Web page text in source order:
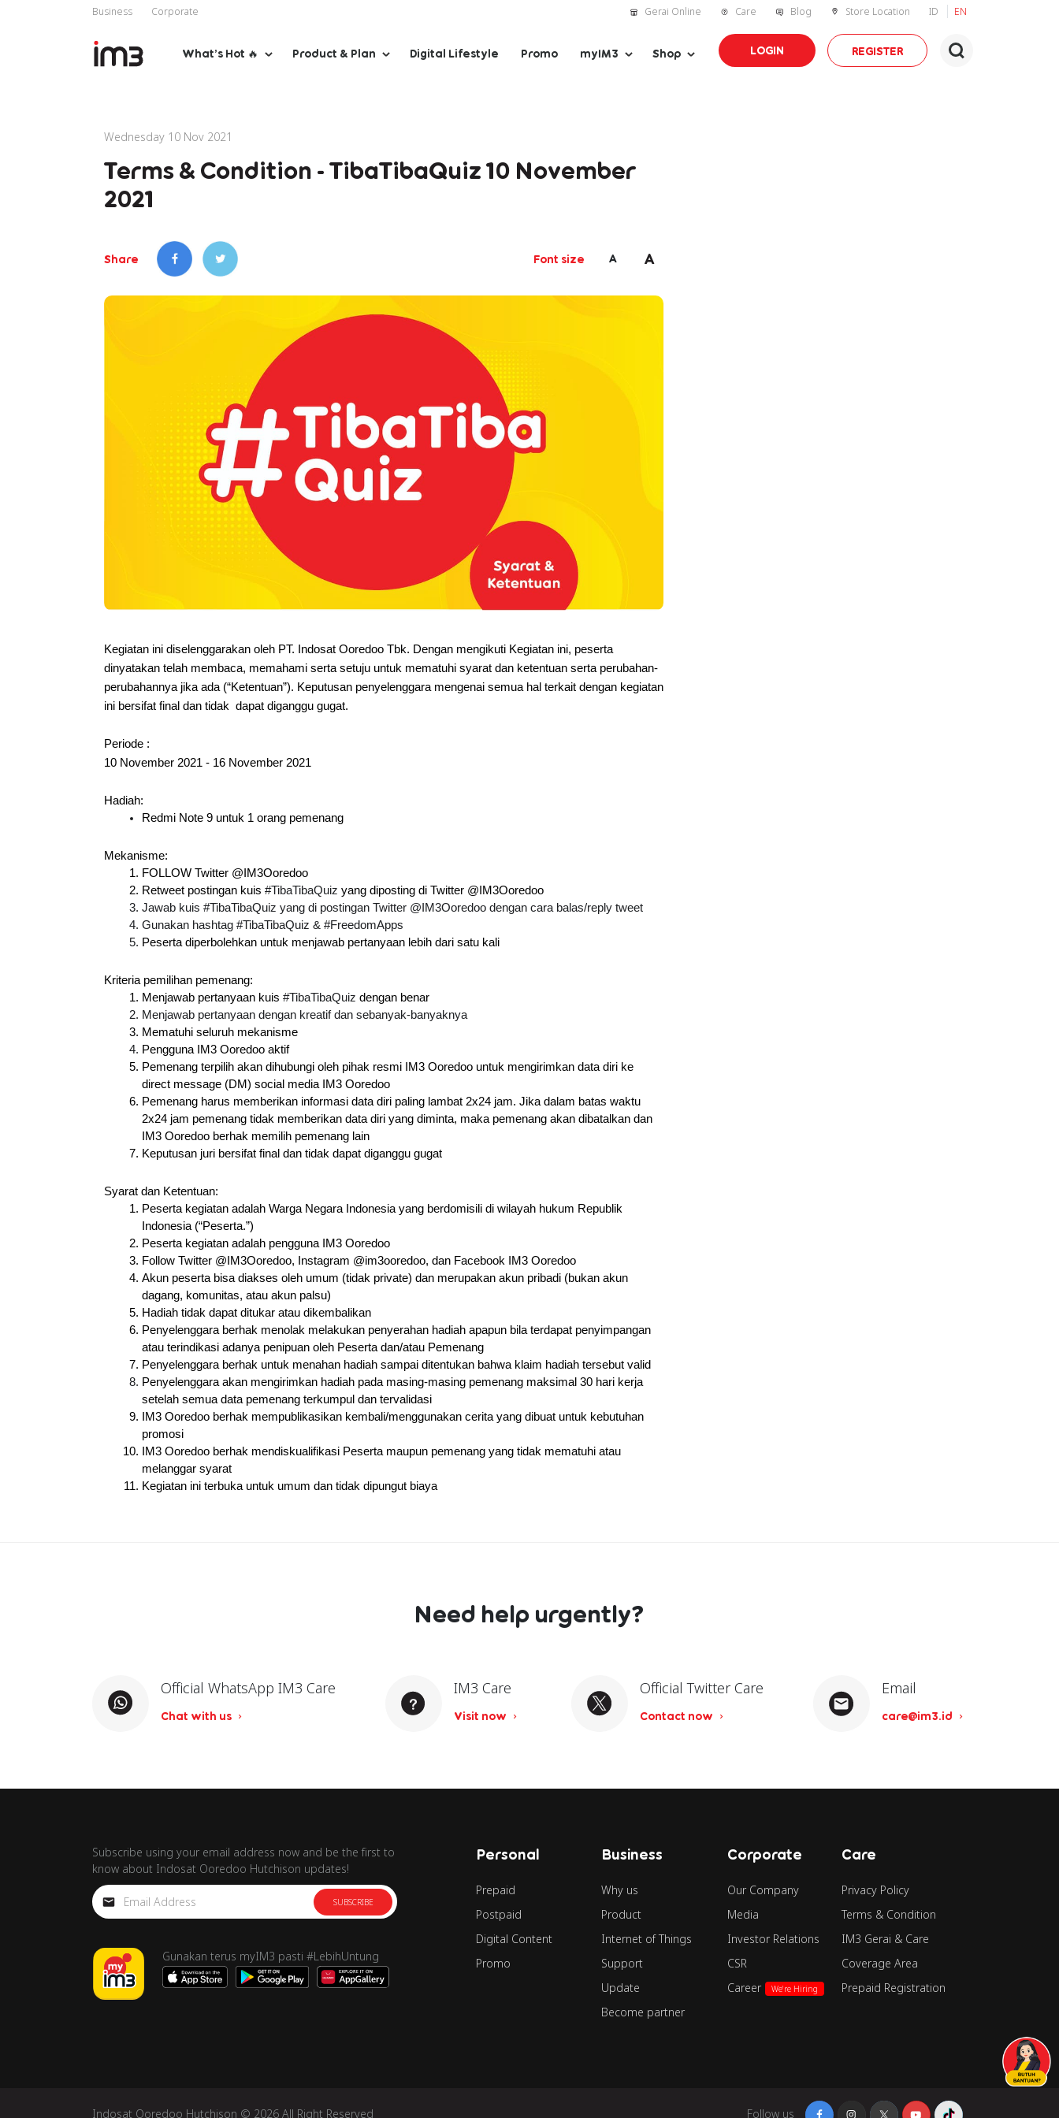
Business Corporate Gerai Online Care Blog Store Location ID EN
What’s Hot 🔥 Product & Plan Digital Lifestyle Promo myIM3 Shop LOGIN REGISTER
Wednesday 10 Nov 2021
Terms & Condition - TibaTibaQuiz 10 November
2021
Share Font size A A
Kegiatan ini diselenggarakan oleh PT. Indosat Ooredoo Tbk. Dengan mengikuti Kegiatan ini, peserta
dinyatakan telah membaca, memahami serta setuju untuk mematuhi syarat dan ketentuan serta perubahan-
perubahannya jika ada (“Ketentuan”). Keputusan penyelenggara mengenai semua hal terkait dengan kegiatan
ini bersifat final dan tidak  dapat diganggu gugat.
Periode :
10 November 2021 - 16 November 2021
Hadiah:
Redmi Note 9 untuk 1 orang pemenang
Mekanisme:
FOLLOW Twitter @IM3Ooredoo
Retweet postingan kuis #TibaTibaQuiz yang diposting di Twitter @IM3Ooredoo
Jawab kuis #TibaTibaQuiz yang di postingan Twitter @IM3Ooredoo dengan cara balas/reply tweet
Gunakan hashtag #TibaTibaQuiz & #FreedomApps
Peserta diperbolehkan untuk menjawab pertanyaan lebih dari satu kali
Kriteria pemilihan pemenang:
Menjawab pertanyaan kuis #TibaTibaQuiz dengan benar
Menjawab pertanyaan dengan kreatif dan sebanyak-banyaknya
Mematuhi seluruh mekanisme
Pengguna IM3 Ooredoo aktif
Pemenang terpilih akan dihubungi oleh pihak resmi IM3 Ooredoo untuk mengirimkan data diri ke
direct message (DM) social media IM3 Ooredoo
Pemenang harus memberikan informasi data diri paling lambat 2x24 jam. Jika dalam batas waktu
2x24 jam pemenang tidak memberikan data diri yang diminta, maka pemenang akan dibatalkan dan
IM3 Ooredoo berhak memilih pemenang lain
Keputusan juri bersifat final dan tidak dapat diganggu gugat
Syarat dan Ketentuan:
Peserta kegiatan adalah Warga Negara Indonesia yang berdomisili di wilayah hukum Republik
Indonesia (“Peserta.”)
Peserta kegiatan adalah pengguna IM3 Ooredoo
Follow Twitter @IM3Ooredoo, Instagram @im3ooredoo, dan Facebook IM3 Ooredoo
Akun peserta bisa diakses oleh umum (tidak private) dan merupakan akun pribadi (bukan akun
dagang, komunitas, atau akun palsu)
Hadiah tidak dapat ditukar atau dikembalikan
Penyelenggara berhak menolak melakukan penyerahan hadiah apapun bila terdapat penyimpangan
atau terindikasi adanya penipuan oleh Peserta dan/atau Pemenang
Penyelenggara berhak untuk menahan hadiah sampai ditentukan bahwa klaim hadiah tersebut valid
Penyelenggara akan mengirimkan hadiah pada masing-masing pemenang maksimal 30 hari kerja
setelah semua data pemenang terkumpul dan tervalidasi
IM3 Ooredoo berhak mempublikasikan kembali/menggunakan cerita yang dibuat untuk kebutuhan
promosi
IM3 Ooredoo berhak mendiskualifikasi Peserta maupun pemenang yang tidak mematuhi atau
melanggar syarat
Kegiatan ini terbuka untuk umum dan tidak dipungut biaya
Need help urgently?
Official WhatsApp IM3 Care
Chat with us
IM3 Care
Visit now
Official Twitter Care
Contact now
Email
care@im3.id
Subscribe using your email address now and be the first to
know about Indosat Ooredoo Hutchison updates!
SUBSCRIBE
Gunakan terus myIM3 pasti #LebihUntung
Personal
Prepaid
Postpaid
Digital Content
Promo
Business
Why us
Product
Internet of Things
Support
Update
Become partner
Corporate
Our Company
Media
Investor Relations
CSR
Career
We're Hiring
Care
Privacy Policy
Terms & Condition
IM3 Gerai & Care
Coverage Area
Prepaid Registration
Indosat Ooredoo Hutchison © 2026 All Right Reserved Follow us